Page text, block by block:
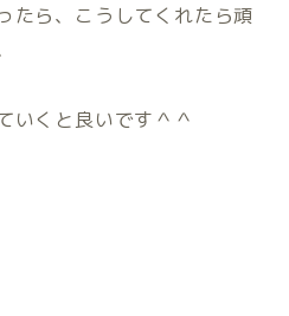
たら、こうしてくれたら頑
いくと良いです＾＾